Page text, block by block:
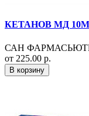
КЕТАНОВ МД
САН
от 225.00 р.
В корзину